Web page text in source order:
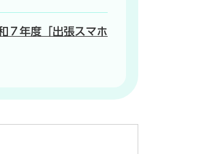
７年度「出張スマホ